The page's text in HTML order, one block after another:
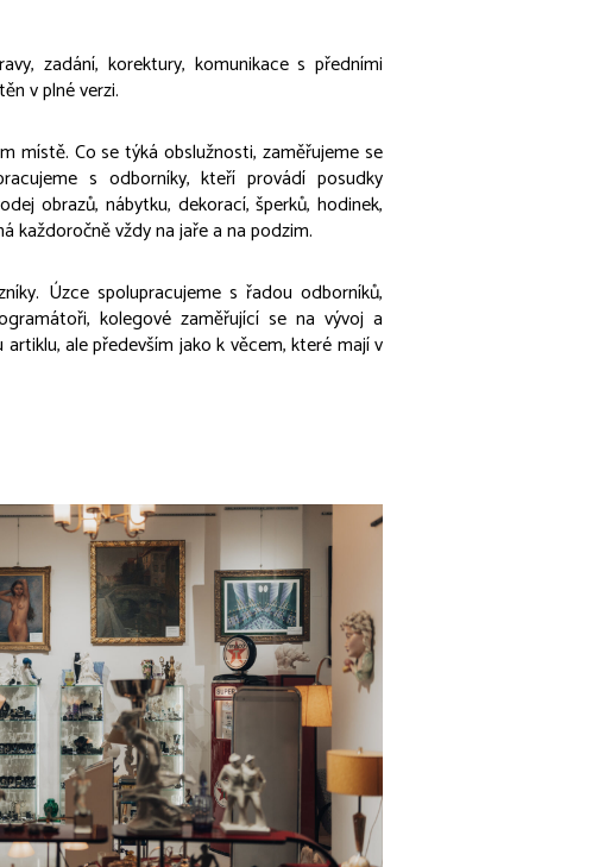
zadání, korektury, komunikace s předními
v plné verzi.
místě. Co se týká obslužnosti, zaměřujeme se
s odborníky, kteří provádí posudky
obrazů, nábytku, dekorací, šperků, hodinek,
každoročně vždy na jaře a na podzim.
Úzce spolupracujeme s řadou odborníků,
kolegové zaměřující se na vývoj a
ale především jako k věcem, které mají v